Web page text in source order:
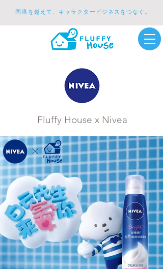
国境を越えて、キャラクタービジネスをつなぐ。
Fluffy House x Nivea